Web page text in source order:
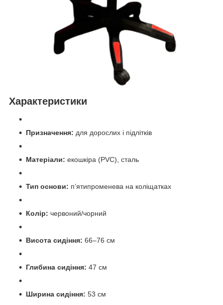
Характеристики
Призначення: для дорослих і підлітків
Матеріали: екошкіра (PVC), сталь
Тип основи: п’ятипроменева на коліщатках
Колір: червоний/чорний
Висота сидіння: 66–76 см
Глибина сидіння: 47 см
Ширина сидіння: 53 см